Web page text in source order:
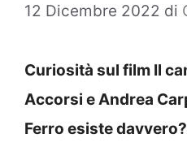
12 Dicembre 2022 di
Curiosità sul film Il
Accorsi e Andrea
Ferro esiste